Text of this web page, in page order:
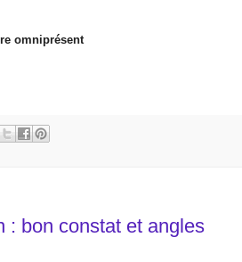
omniprésent
: bon constat et angles